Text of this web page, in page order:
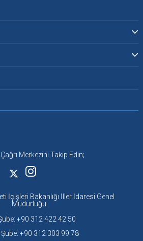
Merkezini Takip Edin;
İçişleri Bakanlığı İller İdaresi Genel
Müdürlüğü
+90 312 422 42 50
+90 312 303 99 78